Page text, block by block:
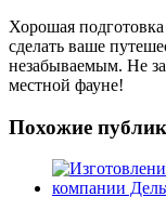
Хорошая
сделать ваше
незабываемым. Не
местной фауне!
Похожие